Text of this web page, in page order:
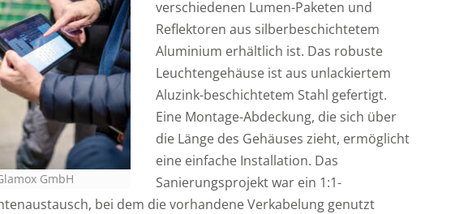
GmbH
verschiedenen Lumen-Paketen und
Reflektoren aus silberbeschichtetem
Aluminium erhältlich ist. Das robuste
Leuchtengehäuse ist aus unlackiertem
Aluzink-beschichtetem Stahl gefertigt.
Eine Montage-Abdeckung, die sich über
die Länge des Gehäuses zieht, ermöglicht
eine einfache Installation. Das
Sanierungsprojekt war ein 1:1-
bei dem die vorhandene Verkabelung genutzt